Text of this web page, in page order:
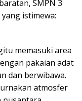
SMPN 3
istimewa:
memasuki area
pakaian adat
dan berwibawa.
atmosfer